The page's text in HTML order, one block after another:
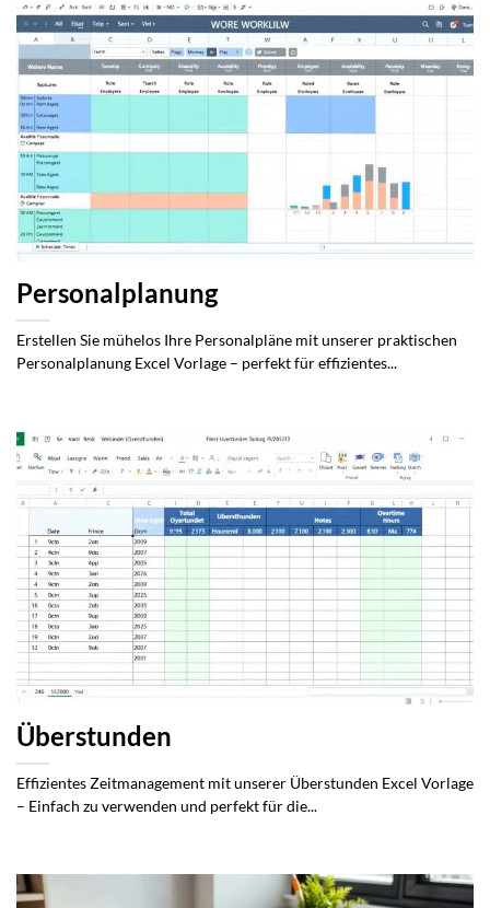
Personalplanung
Erstellen Sie mühelos Ihre Personalpläne mit unserer praktischen
Personalplanung Excel Vorlage – perfekt für effizientes...
Überstunden
Effizientes Zeitmanagement mit unserer Überstunden Excel Vorlage
– Einfach zu verwenden und perfekt für die...